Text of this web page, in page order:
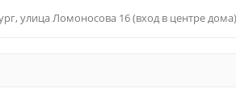
улица Ломоносова 16 (вход в центре дома)